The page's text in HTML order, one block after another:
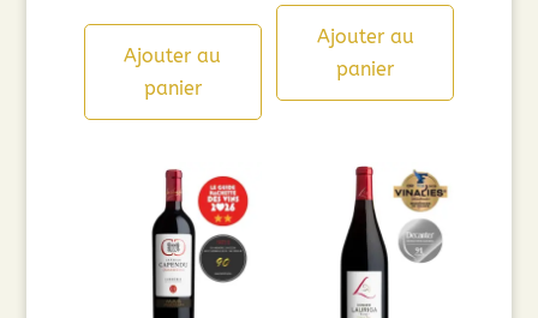
Ajouter au
panier
Ajouter au
panier